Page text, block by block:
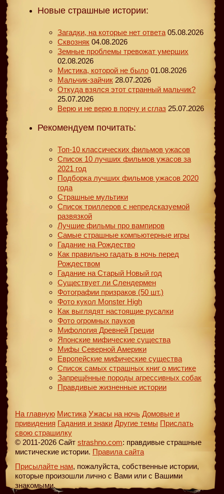
Новые страшные истории:
Загадки, на которые нет ответа 05.08.2026
Сквозняк 04.08.2026
Земные проблемы тревожат умерших
02.08.2026
Мистика, которой не было 01.08.2026
Мальчик-зайчик 28.07.2026
Откуда взялся этот странный мальчик?
25.07.2026
Верю и не верю в порчу и сглаз 25.07.2026
Рекомендуем почитать:
Топ-10 классических фильмов ужасов
Список 10 лучших фильмов ужасов за
2021 год
Подборка лучших фильмов ужасов 2020
года
Страшные мультики
Список триллеров с непредсказуемой
развязкой
Лучшие фильмы про вампиров
Самые страшные компьютерные игры
Гадание на Рождество
Как правильно гадать в ночь перед
Рождеством
Гадание на Старый Новый год
Существует ли Слендермен
Фотографии призраков (50 шт.)
Фото кукол Monster High
Как выглядят настоящие русалки
Фото огромных пауков
Мифология Древней Греции
Японские мифические существа
Мифы Северной Америки
Европейские мифические существа
Список самых страшных книг о мистике
Запрещённые породы агрессивных собак
Правдивые жизненные истории
На главную Мистика Ужасы на ночь Домовые и
привидения Гадания и знаки Другие темы Прислать
свою страшилку
© 2011-2026 Сайт strashno.com: правдивые страшные
мистические истории. Правила сайта
Присылайте нам, пожалуйста, собственные истории,
которые произошли лично с Вами или с Вашими
знакомыми.